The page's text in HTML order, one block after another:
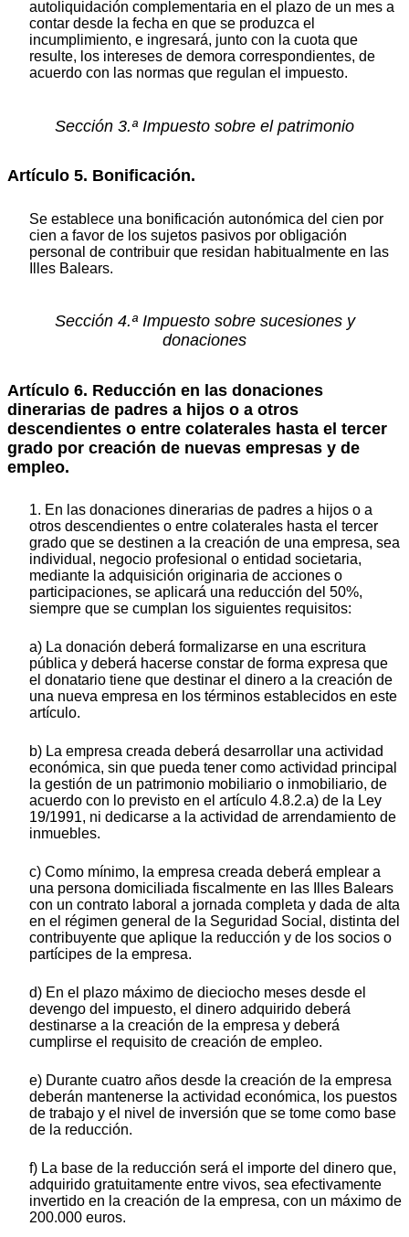
autoliquidación complementaria en el plazo de un mes a
contar desde la fecha en que se produzca el
incumplimiento, e ingresará, junto con la cuota que
resulte, los intereses de demora correspondientes, de
acuerdo con las normas que regulan el impuesto.
Sección 3.ª Impuesto sobre el patrimonio
Artículo 5. Bonificación.
Se establece una bonificación autonómica del cien por
cien a favor de los sujetos pasivos por obligación
personal de contribuir que residan habitualmente en las
Illes Balears.
Sección 4.ª Impuesto sobre sucesiones y
donaciones
Artículo 6. Reducción en las donaciones
dinerarias de padres a hijos o a otros
descendientes o entre colaterales hasta el tercer
grado por creación de nuevas empresas y de
empleo.
1. En las donaciones dinerarias de padres a hijos o a
otros descendientes o entre colaterales hasta el tercer
grado que se destinen a la creación de una empresa, sea
individual, negocio profesional o entidad societaria,
mediante la adquisición originaria de acciones o
participaciones, se aplicará una reducción del 50%,
siempre que se cumplan los siguientes requisitos:
a) La donación deberá formalizarse en una escritura
pública y deberá hacerse constar de forma expresa que
el donatario tiene que destinar el dinero a la creación de
una nueva empresa en los términos establecidos en este
artículo.
b) La empresa creada deberá desarrollar una actividad
económica, sin que pueda tener como actividad principal
la gestión de un patrimonio mobiliario o inmobiliario, de
acuerdo con lo previsto en el artículo 4.8.2.a) de la Ley
19/1991, ni dedicarse a la actividad de arrendamiento de
inmuebles.
c) Como mínimo, la empresa creada deberá emplear a
una persona domiciliada fiscalmente en las Illes Balears
con un contrato laboral a jornada completa y dada de alta
en el régimen general de la Seguridad Social, distinta del
contribuyente que aplique la reducción y de los socios o
partícipes de la empresa.
d) En el plazo máximo de dieciocho meses desde el
devengo del impuesto, el dinero adquirido deberá
destinarse a la creación de la empresa y deberá
cumplirse el requisito de creación de empleo.
e) Durante cuatro años desde la creación de la empresa
deberán mantenerse la actividad económica, los puestos
de trabajo y el nivel de inversión que se tome como base
de la reducción.
f) La base de la reducción será el importe del dinero que,
adquirido gratuitamente entre vivos, sea efectivamente
invertido en la creación de la empresa, con un máximo de
200.000 euros.